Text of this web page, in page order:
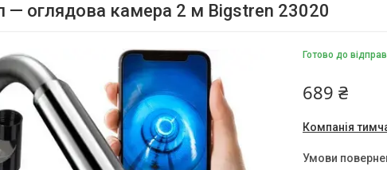
— оглядова камера 2 м Bigstren 23020
Готово до
689 ₴
Компанія